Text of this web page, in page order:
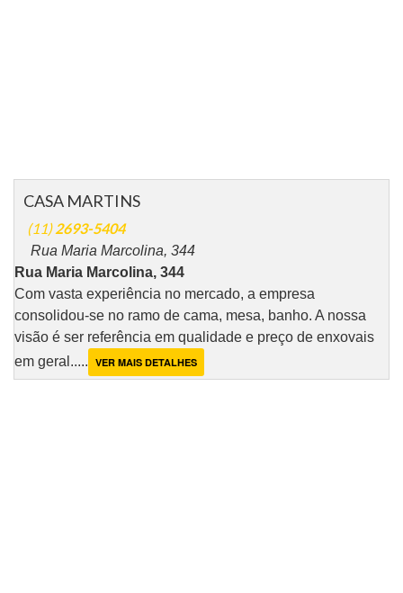
CASA MARTINS
(11) 2693-5404
Rua Maria Marcolina, 344
Rua Maria Marcolina, 344
Com vasta experiência no mercado, a empresa
consolidou-se no ramo de cama, mesa, banho. A nossa
visão é ser referência em qualidade e preço de enxovais
em geral..... VER MAIS DETALHES